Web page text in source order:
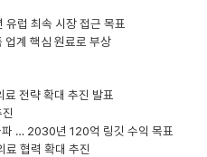
럽 최속 시장 접근 목표
업계 핵심 원료로 부상
료 전략 확대 추진 발표
… 2030년 120억 링깃 수익 목표
료 협력 확대 추진